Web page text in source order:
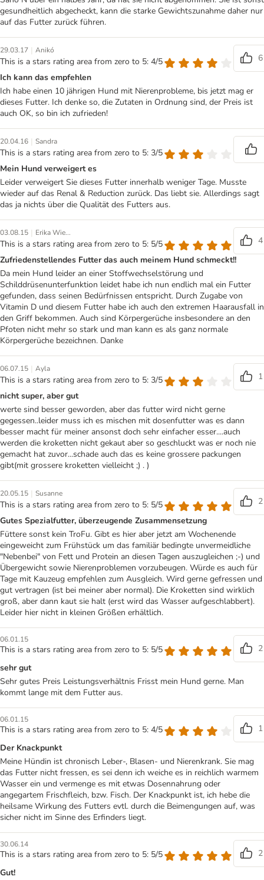
gesundheitlich abgecheckt, kann die starke Gewichtszunahme daher nur
auf das Futter zurück führen.
29.03.17 | Anikó
This is a stars rating area from zero to 5: 4/5
6
Ich kann das empfehlen
Ich habe einen 10 jährigen Hund mit Nierenprobleme, bis jetzt mag er
dieses Futter. Ich denke so, die Zutaten in Ordnung sind, der Preis ist
auch OK, so bin ich zufrieden!
20.04.16 | Sandra
This is a stars rating area from zero to 5: 3/5
Mein Hund verweigert es
Leider verweigert Sie dieses Futter innerhalb weniger Tage. Musste
wieder auf das Renal & Reduction zurück. Das liebt sie. Allerdings sagt
das ja nichts über die Qualität des Futters aus.
03.08.15 | Erika Wie...
This is a stars rating area from zero to 5: 5/5
4
Zufriedenstellendes Futter das auch meinem Hund schmeckt!!
Da mein Hund leider an einer Stoffwechselstörung und
Schilddrüsenunterfunktion leidet habe ich nun endlich mal ein Futter
gefunden, dass seinen Bedürfnissen entspricht. Durch Zugabe von
Vitamin D und diesem Futter habe ich auch den extremen Haarausfall in
den Griff bekommen. Auch sind Körpergerüche insbesondere an den
Pfoten nicht mehr so stark und man kann es als ganz normale
Körpergerüche bezeichnen. Danke
06.07.15 | Ayla
This is a stars rating area from zero to 5: 3/5
1
nicht super, aber gut
werte sind besser geworden, aber das futter wird nicht gerne
gegessen..leider muss ich es mischen mit dosenfutter was es dann
besser macht für meiner ansonst doch sehr einfacher esser....auch
werden die kroketten nicht gekaut aber so geschluckt was er noch nie
gemacht hat zuvor...schade auch das es keine grossere packungen
gibt(mit grossere kroketten vielleicht ;) . )
20.05.15 | Susanne
This is a stars rating area from zero to 5: 5/5
2
Gutes Spezialfutter, überzeugende Zusammensetzung
Füttere sonst kein TroFu. Gibt es hier aber jetzt am Wochenende
eingeweicht zum Frühstück um das familiär bedingte unvermeidliche
"Nebenbei" von Fett und Protein an diesen Tagen auszugleichen ;-) und
Übergewicht sowie Nierenproblemen vorzubeugen. Würde es auch für
Tage mit Kauzeug empfehlen zum Ausgleich. Wird gerne gefressen und
gut vertragen (ist bei meiner aber normal). Die Kroketten sind wirklich
groß, aber dann kaut sie halt (erst wird das Wasser aufgeschlabbert).
Leider hier nicht in kleinen Größen erhältlich.
06.01.15
This is a stars rating area from zero to 5: 5/5
2
sehr gut
Sehr gutes Preis Leistungsverhältnis Frisst mein Hund gerne. Man
kommt lange mit dem Futter aus.
06.01.15
This is a stars rating area from zero to 5: 4/5
1
Der Knackpunkt
Meine Hündin ist chronisch Leber-, Blasen- und Nierenkrank. Sie mag
das Futter nicht fressen, es sei denn ich weiche es in reichlich warmem
Wasser ein und vermenge es mit etwas Dosennahrung oder
angegartem Frischfleich, bzw. Fisch. Der Knackpunkt ist, ich hebe die
heilsame Wirkung des Futters evtl. durch die Beimengungen auf, was
sicher nicht im Sinne des Erfinders liegt.
30.06.14
This is a stars rating area from zero to 5: 5/5
2
Gut!